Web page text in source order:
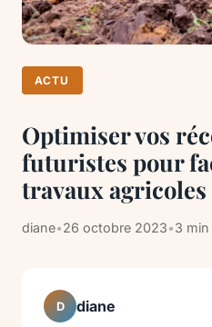
ACTU
Optimiser vos
futuristes pour
travaux agricoles
diane•26 octobre 2023•3
D diane